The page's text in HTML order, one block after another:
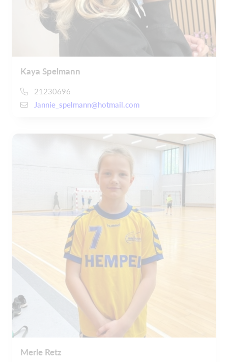
Kaya Spelmann
21230696
Jannie_spelmann@hotmail.com
Merle Retz